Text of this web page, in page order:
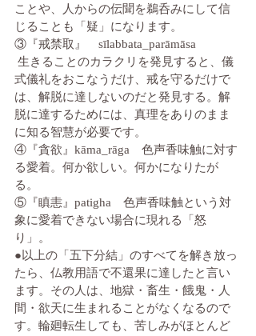
ことや、人からの伝聞を鵜呑みにして信
じることも「疑」になります。
③『戒禁取』　sīlabbata_parāmāsa
式儀礼をおこなうだけ、戒を守るだけで
は、解脱に達しないのだと発見する。解
脱に達するためには、真理をありのまま
に知る智慧が必要です。
④『貪欲』kāma_rāga　色声香味触に対す
る愛着。何か欲しい。何かになりたが
る。
⑤『瞋恚』patigha　色声香味触という対
象に愛着できない場合に現れる「怒
り」。
●以上の「五下分結」のすべてを解き放っ
たら、仏教用語で不還果に達したと言い
ます。その人は、地獄・畜生・餓鬼・人
間・欲天に生まれることがなくなるので
す。輪廻転生しても、苦しみがほとんど